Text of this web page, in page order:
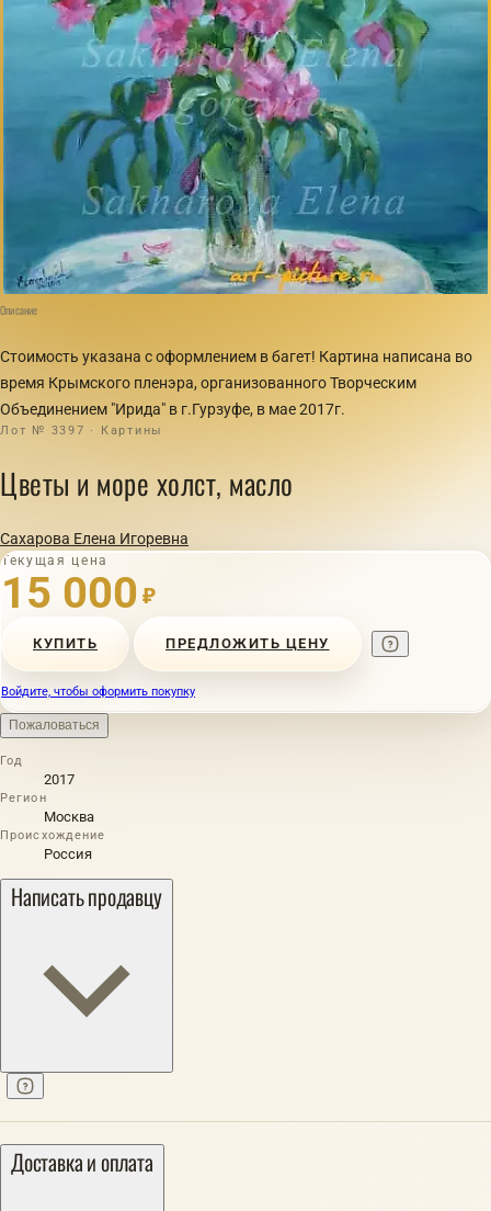
Описание
Стоимость указана с оформлением в багет! Картина написана во
время Крымского пленэра, организованного Творческим
Объединением "Ирида" в г.Гурзуфе, в мае 2017г.
Лот № 3397 · Картины
Цветы и море холст, масло
Сахарова Елена Игоревна
Текущая цена
15 000 ₽
КУПИТЬ ПРЕДЛОЖИТЬ ЦЕНУ
Войдите, чтобы оформить покупку
Пожаловаться
Год
2017
Регион
Москва
Происхождение
Россия
Написать продавцу
Доставка и оплата